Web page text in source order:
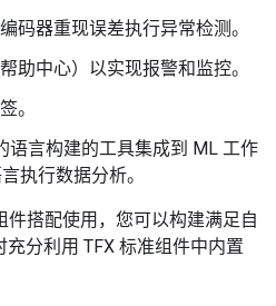
码器重现误差执行异常检测。
助中心）以实现报警和监控。
。
语言构建的工具集成到 ML 工作
执行数据分析。
搭配使用，您可以构建满足自
分利用 TFX 标准组件中内置